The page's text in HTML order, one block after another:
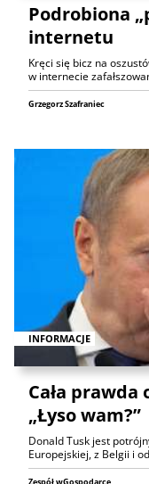
Podrobiona
internetu
Kręci się bicz na
w internecie
Grzegorz Szafraniec
INFORMACJE
Cała
„Łyso wam?”
Donald Tusk jest
Europejskiej, z Belgii i